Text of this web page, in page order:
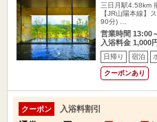
三日月駅4.58km
【JR山陽本線】
90分) …
営業時間 13:00
入浴料金 1,000
日帰り 宿泊
クーポンあり
クーポン 入浴料割引